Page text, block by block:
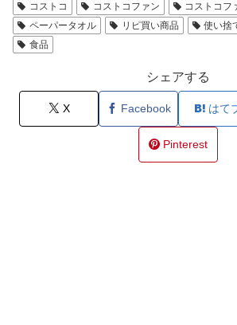
コストコ
コストコファン
コストコフ
ペーパータオル
リピ買い商品 使い捨
食品
シェアする
X Facebook はて
Pinterest